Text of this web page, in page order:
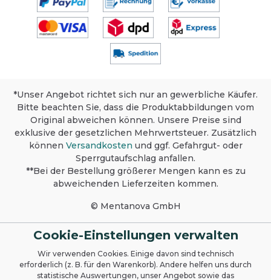
*Unser Angebot richtet sich nur an gewerbliche Käufer.
Bitte beachten Sie, dass die Produktabbildungen vom
Original abweichen können. Unsere Preise sind
exklusive der gesetzlichen Mehrwertsteuer. Zusätzlich
können Versandkosten und ggf. Gefahrgut- oder
Sperrgutaufschlag anfallen.
**Bei der Bestellung größerer Mengen kann es zu
abweichenden Lieferzeiten kommen.
© Mentanova GmbH
Cookie-Einstellungen verwalten
Wir verwenden Cookies. Einige davon sind technisch
erforderlich (z. B. für den Warenkorb). Andere helfen uns durch
statistische Auswertungen, unser Angebot sowie das